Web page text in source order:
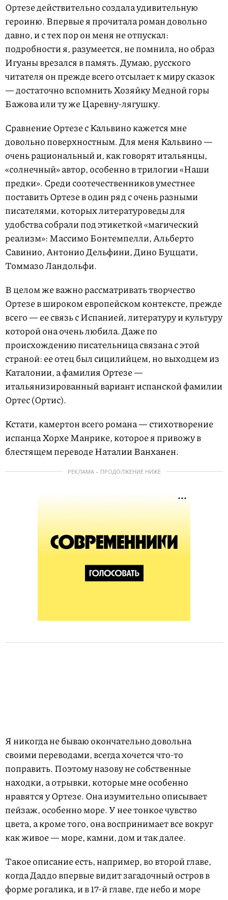
Ортезе действительно создала удивительную
героиню. Впервые я прочитала роман довольно
давно, и с тех пор он меня не отпускал:
подробности я, разумеется, не помнила, но образ
Игуаны врезался в память. Думаю, русского
читателя он прежде всего отсылает к миру сказок
— достаточно вспомнить Хозяйку Медной горы
Бажова или ту же Царевну-лягушку.
Сравнение Ортезе с Кальвино кажется мне
довольно поверхностным. Для меня Кальвино —
очень рациональный и, как говорят итальянцы,
«солнечный» автор, особенно в трилогии «Наши
предки». Среди соотечественников уместнее
поставить Ортезе в один ряд с очень разными
писателями, которых литературоведы для
удобства собрали под этикеткой «магический
реализм»: Массимо Бонтемпелли, Альберто
Савинио, Антонио Дельфини, Дино Буццати,
Томмазо Ландольфи.
В целом же важно рассматривать творчество
Ортезе в широком европейском контексте, прежде
всего — ее связь с Испанией, литературу и культуру
которой она очень любила. Даже по
происхождению писательница связана с этой
страной: ее отец был сицилийцем, но выходцем из
Каталонии, а фамилия Ортезе —
итальянизированный вариант испанской фамилии
Ортес (Ортис).
Кстати, камертон всего романа — стихотворение
испанца Хорхе Манрике, которое я привожу в
блестящем переводе Наталии Ванханен.
РЕКЛАМА – ПРОДОЛЖЕНИЕ НИЖЕ
Я никогда не бываю окончательно довольна
своими переводами, всегда хочется что-то
поправить. Поэтому назову не собственные
находки, а отрывки, которые мне особенно
нравятся у Ортезе. Она изумительно описывает
пейзаж, особенно море. У нее тонкое чувство
цвета, а кроме того, она воспринимает все вокруг
как живое — море, камни, дом и так далее.
Такое описание есть, например, во второй главе,
когда Даддо впервые видит загадочный остров в
форме рогалика, и в 17-й главе, где небо и море